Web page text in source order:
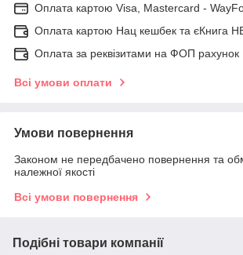
Оплата картою Visa, Mastercard -
Оплата картою Нац кешбек та єКнига
Оплата за реквізитами на ФОП рахунок
Всі умови оплати
Умови повернення
Законом не передбачено повернення та
належної якості
Всі умови повернення
Подібні товари компанії